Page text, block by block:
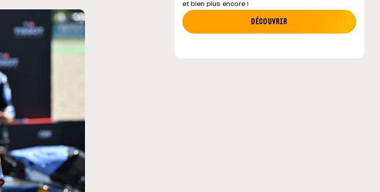
Zarco évite l'opération et vise un retour en
septembre
MotoGP : les cinq constructeurs signent un
et bien plus encore !
DÉCOUVRIR